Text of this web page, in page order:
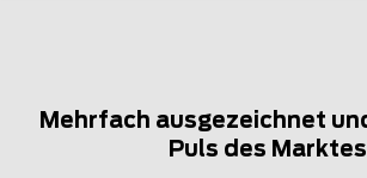
Mehrfach ausgezeichnet
Puls des Marktes